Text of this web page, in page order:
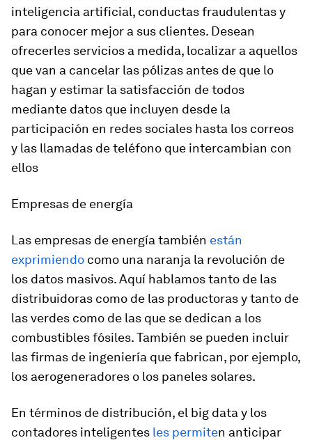
inteligencia artificial, conductas fraudulentas y
para conocer mejor a sus clientes. Desean
ofrecerles servicios a medida, localizar a aquellos
que van a cancelar las pólizas antes de que lo
hagan y estimar la satisfacción de todos
mediante datos que incluyen desde la
participación en redes sociales hasta los correos
y las llamadas de teléfono que intercambian con
ellos
Empresas de energía
Las empresas de energía también están
exprimiendo como una naranja la revolución de
los datos masivos. Aquí hablamos tanto de las
distribuidoras como de las productoras y tanto de
lasverdes como de las que se dedican a los
combustibles fósiles. También se pueden incluir
las firmas de ingeniería que fabrican, por ejemplo,
los aerogeneradores o los paneles solares.
En términos de distribución, el big data y los
contadores inteligentes les permiten anticipar